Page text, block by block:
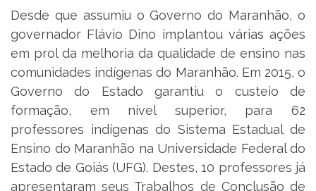
Desde que assumiu o Governo do Maranhão, o
governador Flávio Dino implantou várias ações
em prol da melhoria da qualidade de ensino nas
comunidades indígenas do Maranhão. Em 2015, o
Governo do Estado garantiu o custeio de
formação, em nível superior, para 62
professores indígenas do Sistema Estadual de
Ensino do Maranhão na Universidade Federal do
Estado de Goiás (UFG). Destes, 10 professores já
apresentaram seus Trabalhos de Conclusão de